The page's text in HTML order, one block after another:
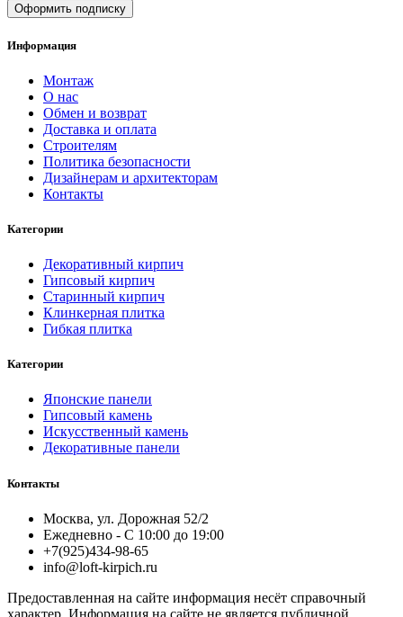
Оформить подписку
Информация
Монтаж
О нас
Обмен и возврат
Доставка и оплата
Строителям
Политика безопасности
Дизайнерам и архитекторам
Контакты
Категории
Декоративный кирпич
Гипсовый кирпич
Старинный кирпич
Клинкерная плитка
Гибкая плитка
Категории
Японские панели
Гипсовый камень
Искусственный камень
Декоративные панели
Контакты
Москва, ул. Дорожная 52/2
Ежедневно - С 10:00 до 19:00
+7(925)434-98-65
info@loft-kirpich.ru
Предоставленная на сайте информация несёт справочный
характер. Информация на сайте не является публичной